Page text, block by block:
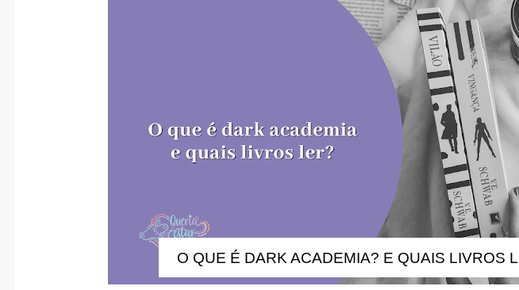
O QUE É DARK ACADEMIA? E QUAIS LIVROS